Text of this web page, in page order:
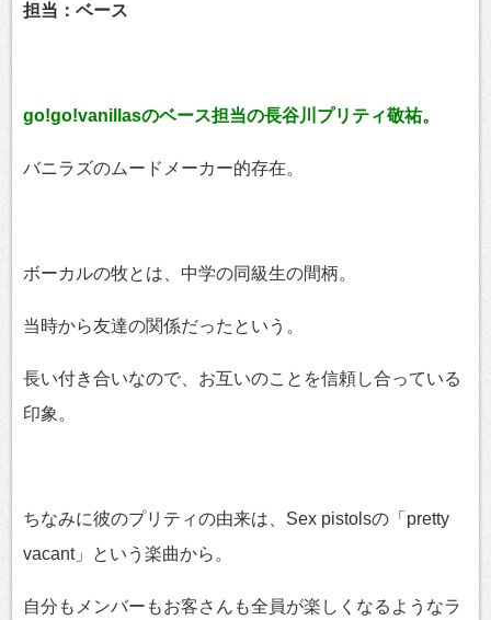
担当：ベース
go!go!vanillasのベース担当の長谷川プリティ敬祐。
バニラズのムードメーカー的存在。
ボーカルの牧とは、中学の同級生の間柄。
当時から友達の関係だったという。
長い付き合いなので、お互いのことを信頼し合っている
印象。
ちなみに彼のプリティの由来は、Sex pistolsの「pretty
vacant」という楽曲から。
自分もメンバーもお客さんも全員が楽しくなるようなラ